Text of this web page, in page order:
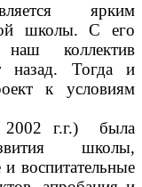
ярким
школы. С его
коллектив
назад. Тогда и
к условиям
2002 г.г.) была
школы,
и воспитательные